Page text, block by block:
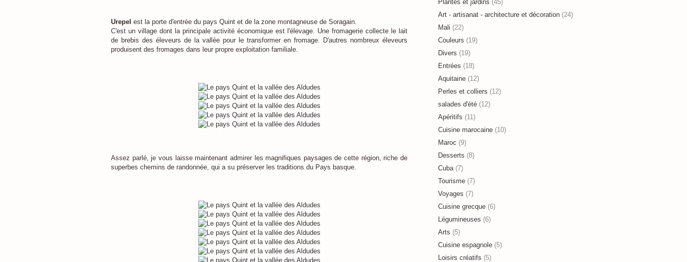
Urepel est la porte d'entrée du pays Quint et de la zone montagneuse de Soragain.
C'est un village dont la principale activité économique est l'élevage. Une fromagerie collecte le lait
de brebis des éleveurs de la vallée pour le transformer en fromage. D'autres nombreux éleveurs
produisent des fromages dans leur propre exploitation familiale.
Assez parlé, je vous laisse maintenant admirer les magnifiques paysages de cette région, riche de
superbes chemins de randonnée, qui a su préserver les traditions du Pays basque.
Plantes et jardins (45)
Art - artisanat - architecture et décoration (24)
Mali (22)
Couleurs (19)
Divers (19)
Entrées (18)
Aquitaine (12)
Perles et colliers (12)
salades d'été (12)
Apéritifs (11)
Cuisine marocaine (10)
Maroc (9)
Desserts (8)
Cuba(7)
Tourisme (7)
Voyages (7)
Cuisine grecque (6)
Légumineuses (6)
Arts (5)
Cuisine espagnole (5)
Loisirs créatifs (5)